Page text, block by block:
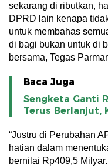
sekarang di ributkan,
DPRD lain kenapa
untuk membahas
di bagi bukan untuk di
bersama, Tegas
Baca Juga
Sengketa Ganti
Terus Berlanjut,
“Justru di Perubahan
hatian dalam
bernilai Rp409,5